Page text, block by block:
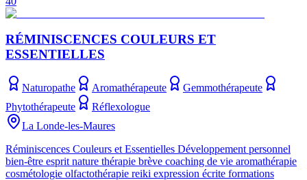
RÉMINISCENCES COULEURS ET
ESSENTIELLES
Naturopathe Aromathérapeute
Gemmothérapeute
Phytothérapeute
Réflexologue
La Londe-les-Maures
Réminiscences Couleurs et Essentielles Développement personnel
bien-être esprit nature thérapie brève coaching de vie aromathérapie
cosmétologie olfactothérapie reiki expression écrite formations